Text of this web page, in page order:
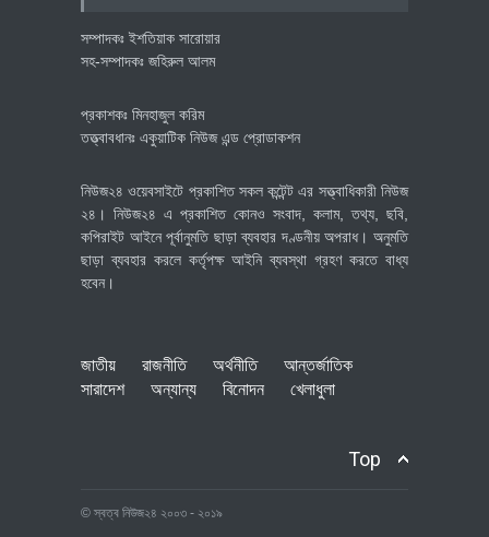
সম্পাদকঃ ইশতিয়াক সারোয়ার
সহ-সম্পাদকঃ জহিরুল আলম
প্রকাশকঃ মিনহাজুল করিম
তত্ত্বাবধানঃ একুয়াটিক নিউজ এন্ড প্রোডাকশন
নিউজ২৪ ওয়েবসাইটে প্রকাশিত সকল কন্টেন্ট এর সত্ত্বাধিকারী নিউজ
২৪। নিউজ২৪ এ প্রকাশিত কোনও সংবাদ, কলাম, তথ্য, ছবি,
কপিরাইট আইনে পূর্বানুমতি ছাড়া ব্যবহার দণ্ডনীয় অপরাধ। অনুমতি
ছাড়া ব্যবহার করলে কর্তৃপক্ষ আইনি ব্যবস্থা গ্রহণ করতে বাধ্য
হবেন।
জাতীয় রাজনীতি অর্থনীতি
আন্তর্জাতিক
সারাদেশ
অন্যান্য বিনোদন খেলাধুলা
Top
© স্বত্ব নিউজ২৪ ২০০৩ - ২০১৯